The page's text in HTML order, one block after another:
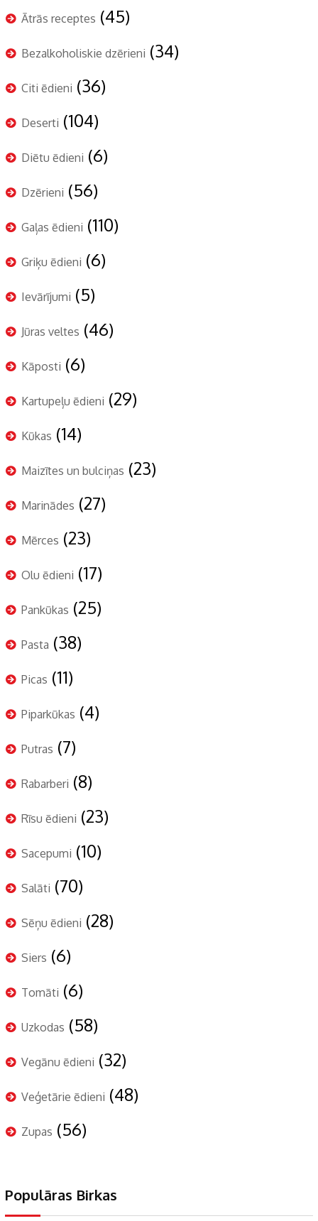
Ātrās receptes (45)
Bezalkoholiskie dzērieni (34)
Citi ēdieni (36)
Deserti (104)
Diētu ēdieni (6)
Dzērieni (56)
Gaļas ēdieni (110)
Griķu ēdieni (6)
Ievārījumi (5)
Jūras veltes (46)
Kāposti (6)
Kartupeļu ēdieni (29)
Kūkas (14)
Maizītes un bulciņas (23)
Marinādes (27)
Mērces (23)
Olu ēdieni (17)
Pankūkas (25)
Pasta (38)
Picas (11)
Piparkūkas (4)
Putras (7)
Rabarberi (8)
Rīsu ēdieni (23)
Sacepumi (10)
Salāti (70)
Sēņu ēdieni (28)
Siers (6)
Tomāti (6)
Uzkodas (58)
Vegānu ēdieni (32)
Veģetārie ēdieni (48)
Zupas (56)
Populāras Birkas